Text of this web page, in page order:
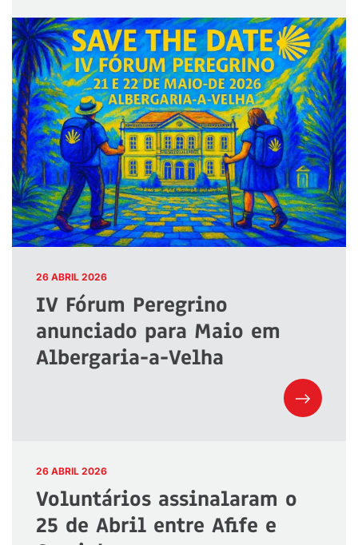
26 ABRIL 2026
IV Fórum Peregrino
anunciado para Maio em
Albergaria-a-Velha
26 ABRIL 2026
Voluntários assinalaram o
25 de Abril entre Afife e